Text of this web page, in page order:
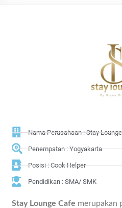
Nama Perusahaan : Stay
Penempatan : Yogyakarta
Posisi : Cook Helper
Pendidikan : SMA/ SMK
Stay Lounge Cafe merupakan